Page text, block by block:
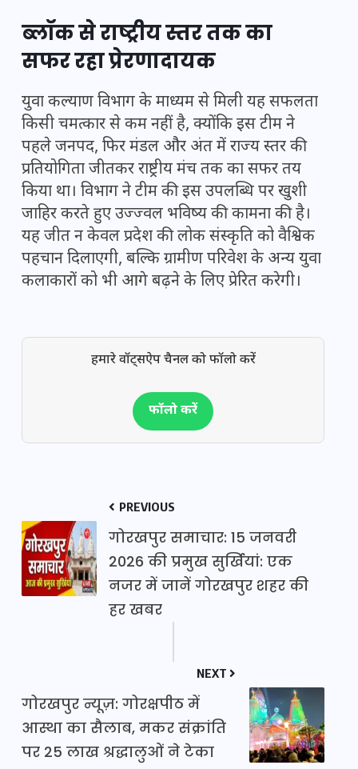
ब्लॉक से राष्ट्रीय स्तर तक का
सफर रहा प्रेरणादायक
युवा कल्याण विभाग के माध्यम से मिली यह सफलता
किसी चमत्कार से कम नहीं है, क्योंकि इस टीम ने
पहले जनपद, फिर मंडल और अंत में राज्य स्तर की
प्रतियोगिता जीतकर राष्ट्रीय मंच तक का सफर तय
किया था। विभाग ने टीम की इस उपलब्धि पर खुशी
जाहिर करते हुए उज्ज्वल भविष्य की कामना की है।
यह जीत न केवल प्रदेश की लोक संस्कृति को वैश्विक
पहचान दिलाएगी, बल्कि ग्रामीण परिवेश के अन्य युवा
कलाकारों को भी आगे बढ़ने के लिए प्रेरित करेगी।
हमारे वॉट्सऐप चैनल को फॉलो करें
फॉलो करें
PREVIOUS
गोरखपुर समाचार: 15 जनवरी
2026 की प्रमुख सुर्खियां: एक
नजर में जानें गोरखपुर शहर की
हर खबर
NEXT
गोरखपुर न्यूज़: गोरक्षपीठ में
आस्था का सैलाब, मकर संक्रांति
पर 25 लाख श्रद्धालुओं ने टेका